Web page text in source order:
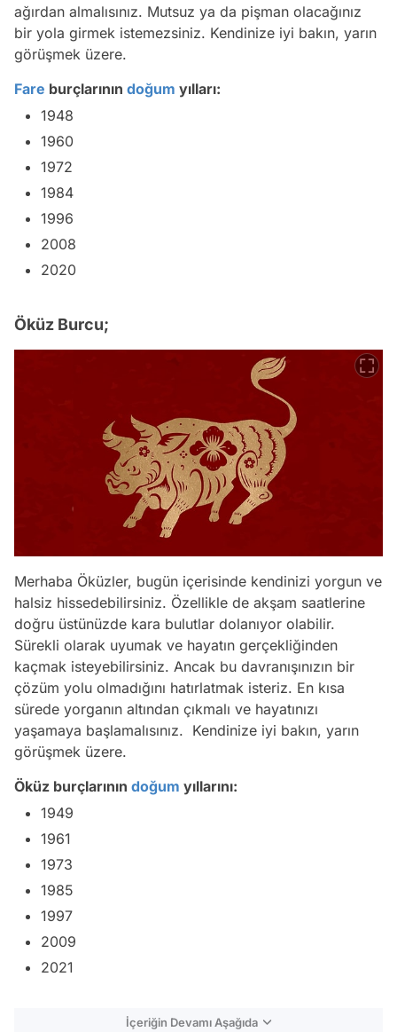
ağırdan almalısınız. Mutsuz ya da pişman olacağınız
bir yola girmek istemezsiniz. Kendinize iyi bakın, yarın
görüşmek üzere.
Fare burçlarının doğum yılları:
1948
1960
1972
1984
1996
2008
2020
Öküz Burcu;
Merhaba Öküzler, bugün içerisinde kendinizi yorgun ve
halsiz hissedebilirsiniz. Özellikle de akşam saatlerine
doğru üstünüzde kara bulutlar dolanıyor olabilir.
Sürekli olarak uyumak ve hayatın gerçekliğinden
kaçmak isteyebilirsiniz. Ancak bu davranışınızın bir
çözüm yolu olmadığını hatırlatmak isteriz. En kısa
sürede yorganın altından çıkmalı ve hayatınızı
yaşamaya başlamalısınız. Kendinize iyi bakın, yarın
görüşmek üzere.
Öküz burçlarının doğum yıllarını:
1949
1961
1973
1985
1997
2009
2021
İçeriğin Devamı Aşağıda